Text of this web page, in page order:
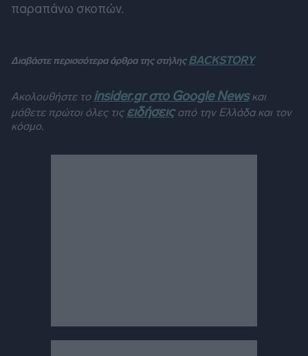
παραπάνω σκοπών.
Διαβάστε περισσότερα άρθρα της στήληςBACKSTORY
Ακολουθήστε το insider.gr στο Google Newsκαι
μάθετε πρώτοι όλες τις ειδήσειςαπό την Ελλάδα και τον
κόσμο.